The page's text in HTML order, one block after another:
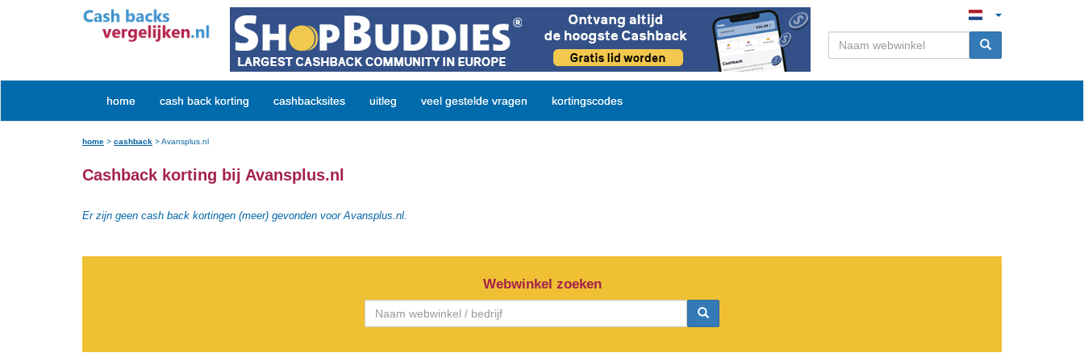
home cash back korting cashbacksites uitleg veel gestelde vragen kortingscodes
home > cashback >Avansplus.nl
Cashback korting bij Avansplus.nl
Er zijn geen cash back kortingen (meer) gevonden voor Avansplus.nl.
Webwinkel zoeken